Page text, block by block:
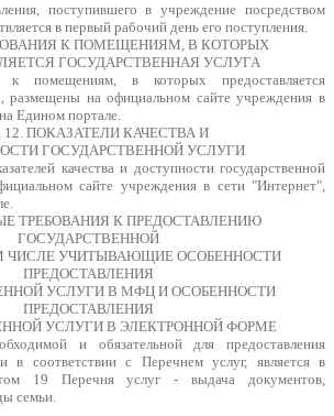
поступившего в учреждение посредством
в первый рабочий день его поступления.
К ПОМЕЩЕНИЯМ, В КОТОРЫХ
ГОСУДАРСТВЕННАЯ УСЛУГА
к помещениям, в которых предоставляется
размещены на официальном сайте учреждения в
Едином портале.
12. ПОКАЗАТЕЛИ КАЧЕСТВА И
ГОСУДАРСТВЕННОЙ УСЛУГИ
качества и доступности государственной
сайте учреждения в сети "Интернет",
ТРЕБОВАНИЯ К ПРЕДОСТАВЛЕНИЮ
ГОСУДАРСТВЕННОЙ
ЧИСЛЕ УЧИТЫВАЮЩИЕ ОСОБЕННОСТИ
ПРЕДОСТАВЛЕНИЯ
УСЛУГИ В МФЦ И ОСОБЕННОСТИ
ПРЕДОСТАВЛЕНИЯ
УСЛУГИ В ЭЛЕКТРОННОЙ ФОРМЕ
и обязательной для предоставления
в соответствии с Перечнем услуг, является в
19 Перечня услуг - выдача документов,
семьи.